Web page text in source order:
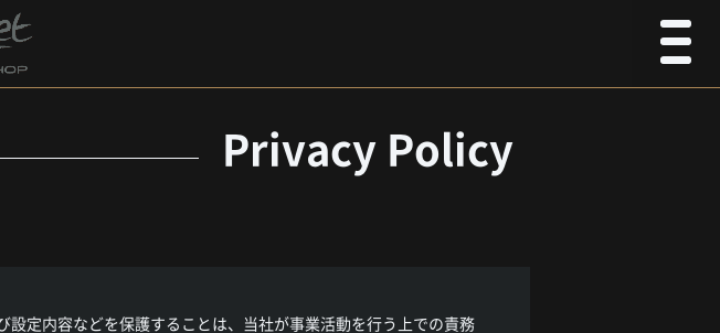
Privacy Policy
定内容などを保護することは、当社が事業活動を行う上での責務